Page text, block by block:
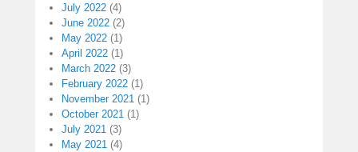
July 2022 (4)
June 2022 (2)
May 2022 (1)
April 2022 (1)
March 2022 (3)
February 2022 (1)
November 2021 (1)
October 2021 (1)
July 2021 (3)
May 2021 (4)